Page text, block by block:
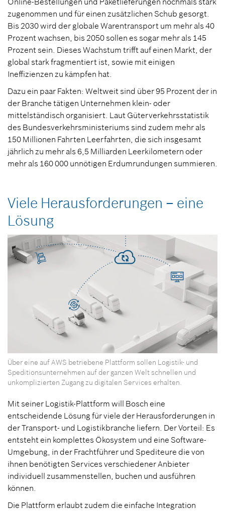
zugenommen und für einen zusätzlichen Schub gesorgt.
Bis 2030 wird der globale Warentransport um mehr als 40
Prozent wachsen, bis 2050 sollen es sogar mehr als 145
Prozent sein. Dieses Wachstum trifft auf einen Markt, der
global stark fragmentiert ist, sowie mit einigen
Ineffizienzen zu kämpfen hat.
Dazu ein paar Fakten: Weltweit sind über 95 Prozent der in
der Branche tätigen Unternehmen klein- oder
mittelständisch organisiert. Laut Güterverkehrsstatistik
des Bundesverkehrsministeriums sind zudem mehr als
150 Millionen Fahrten Leerfahrten, die sich insgesamt
jährlich zu mehr als 6,5 Milliarden Leerkilometern oder
mehr als 160 000 unnötigen Erdumrundungen summieren.
Viele Herausforderungen – eine
Lösung
Über eine auf AWS betriebene Plattform sollen Logistik- und
Speditionsunternehmen auf der ganzen Welt schnellen und
unkomplizierten Zugang zu digitalen Services erhalten.
Mit seiner Logistik-Plattform will Bosch eine
entscheidende Lösung für viele der Herausforderungen in
der Transport- und Logistikbranche liefern. Der Vorteil: Es
entsteht ein komplettes Ökosystem und eine Software-
Umgebung, in der Frachtführer und Spediteure die von
ihnen benötigten Services verschiedener Anbieter
individuell zusammenstellen, buchen und ausführen
können.
Die Plattform erlaubt zudem die einfache Integration